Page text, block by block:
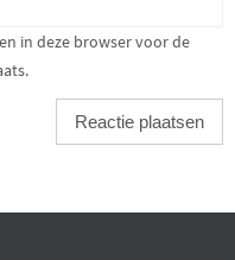
in deze browser voor de